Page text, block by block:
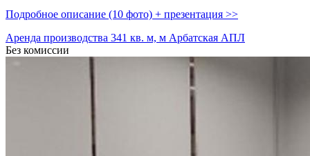
Подробное описание (10 фото) + презентация >>
Аренда производства 341 кв. м, м Арбатская АПЛ
Без комиссии